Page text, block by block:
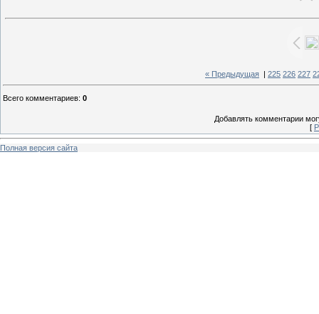
« Предыдущая 225 226 227
Всего комментариев: 0
Добавлять комментарии
[
Полная версия сайта